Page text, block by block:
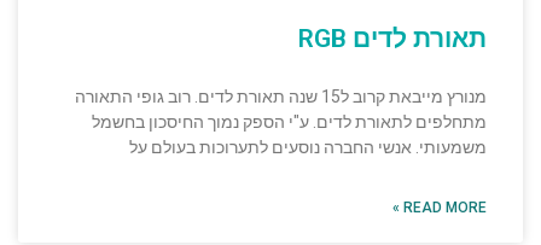
תאורת לדים RGB
מנורץ מייבאת קרוב ל15 שנה תאורת לדים. רוב גופי התאורה
מתחלפים לתאורת לדים. ע"י הספק נמוך החיסכון בחשמל
משמעותי. אנשי החברה נוסעים לתערוכות בעולם על
READ MORE »